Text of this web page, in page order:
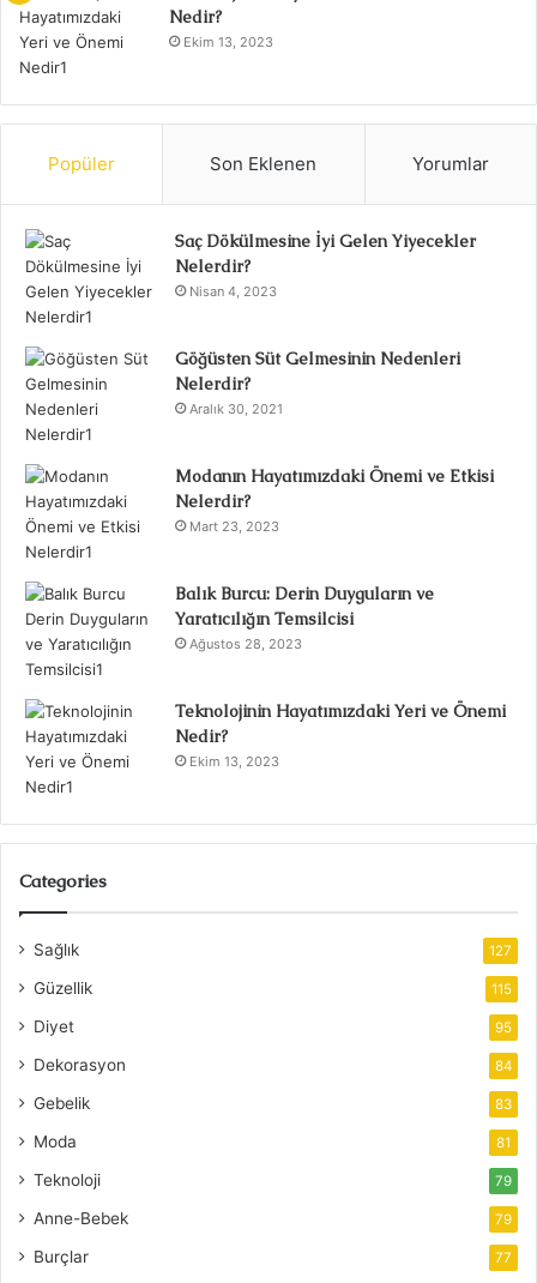
Nedir?
Ekim 13, 2023
Popüler Son Eklenen Yorumlar
Saç Dökülmesine İyi Gelen Yiyecekler
Nelerdir?
Nisan 4, 2023
Göğüsten Süt Gelmesinin Nedenleri
Nelerdir?
Aralık 30, 2021
Modanın Hayatımızdaki Önemi ve Etkisi
Nelerdir?
Mart 23, 2023
Balık Burcu: Derin Duyguların ve
Yaratıcılığın Temsilcisi
Ağustos 28, 2023
Teknolojinin Hayatımızdaki Yeri ve Önemi
Nedir?
Ekim 13, 2023
Categories
Sağlık 127
Güzellik 115
Diyet 95
Dekorasyon 84
Gebelik 83
Moda 81
Teknoloji 79
Anne-Bebek 79
Burçlar 77